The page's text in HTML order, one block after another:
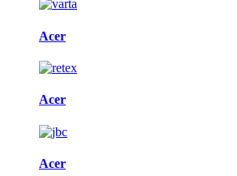
Acer
Acer
Acer